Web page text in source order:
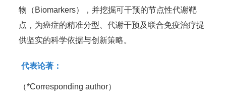
物（Biomarkers），并挖掘可干预的节点性代谢靶
点，为癌症的精准分型、代谢干预及联合免疫治疗提
供坚实的科学依据与创新策略。
代表论著：
（*Corresponding author）